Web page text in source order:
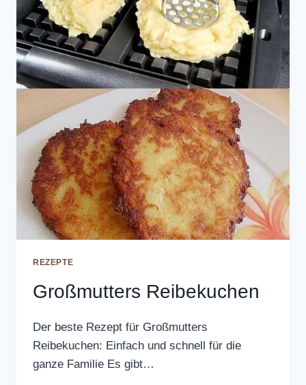
REZEPTE
Großmutters Reibekuchen
Der beste Rezept für Großmutters
Reibekuchen: Einfach und schnell für die
ganze Familie Es gibt…